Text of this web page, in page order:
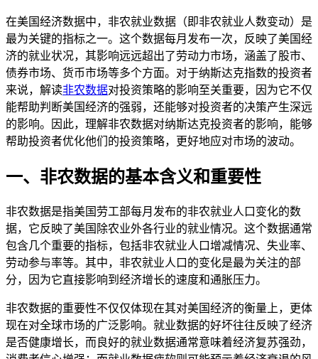
在美国经济数据中，非农就业数据（即非农就业人数变动）是
最为关键的指标之一。这个数据每月发布一次，反映了美国经
济的就业状况，其影响远远超出了劳动力市场，涵盖了股市、
债券市场、货币市场等多个方面。对于纳斯达克指数的投资者
来说，解读非农数据对投资策略的影响至关重要，因为它不仅
能帮助判断美国经济的强弱，还能够对投资者的决策产生深远
的影响。因此，理解非农数据对纳斯达克投资者的影响，能够
帮助投资者优化他们的投资策略，更好地应对市场的波动。
一、非农数据的基本含义和重要性
非农数据是指美国劳工部每月发布的非农就业人口变化的数
据，它反映了美国除农业外各行业的就业情况。这个数据通常
包含几个重要的指标，包括非农就业人口增减情况、失业率、
劳动参与率等。其中，非农就业人口的变化是最为关注的部
分，因为它直接影响到经济增长的速度和通胀压力。
非农数据的重要性不仅仅体现在其对美国经济的衡量上，更体
现在对全球市场的广泛影响。就业数据的好坏往往反映了经济
是否健康增长，而良好的就业数据通常意味着经济复苏强劲，